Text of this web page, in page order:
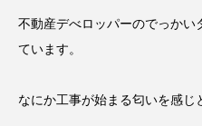
不動産デべロッパーのでっか
ています。
なにか工事が始まる匂いを感じ